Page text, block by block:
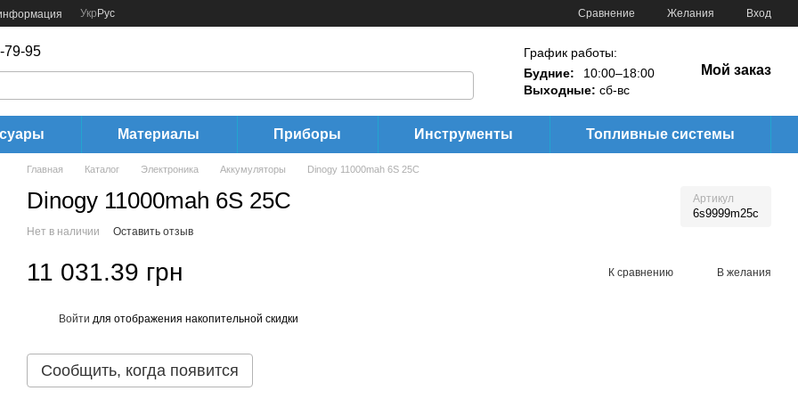
Укр Рус Сравнение Желания Вход
79-95
График работы:
Будние:
10:00–18:00
Выходные: сб-вс
Мой заказ
Материалы Приборы Инструменты Топливные системы
Главная Каталог Электроника Аккумуляторы Dinogy 11000mah 6S 25C
Dinogy 11000mah 6S 25C Артикул
6s9999m25c
Нет в наличии Оставить отзыв
11 031.39 грн К сравнению В желания
Войти для отображения накопительной скидки
Сообщить, когда появится